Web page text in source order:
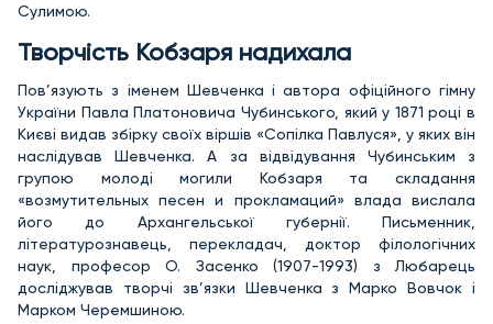
Сулимою.
Творчість Кобзаря надихала
Пов’язують з іменем Шевченка і автора офіційного гімну
України Павла Платоновича Чубинського, який у 1871 році в
Києві видав збірку своїх віршів «Сопілка Павлуся», у яких він
наслідував Шевченка. А за відвідування Чубинським з
групою молоді могили Кобзаря та складання
«возмутительных песен и прокламаций» влада вислала
його до Архангельської губернії. Письменник,
літературознавець, перекладач, доктор філологічних
наук, професор О. Засенко (1907-1993) з Любарець
досліджував творчі зв’язки Шевченка з Марко Вовчок і
Марком Черемшиною.